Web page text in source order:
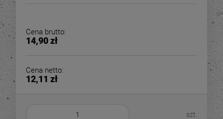
OUTLET - Pojemnik
kostka, kubik 15x15x15
cm - plexi 3 mm
regularna:
cena:
25
OUTLET - Pojemnik
kostka, kubik 10x10x18
DO KOSZYKA
Cena brutto:
14,90 zł
Cena netto:
12,11 zł
szt.